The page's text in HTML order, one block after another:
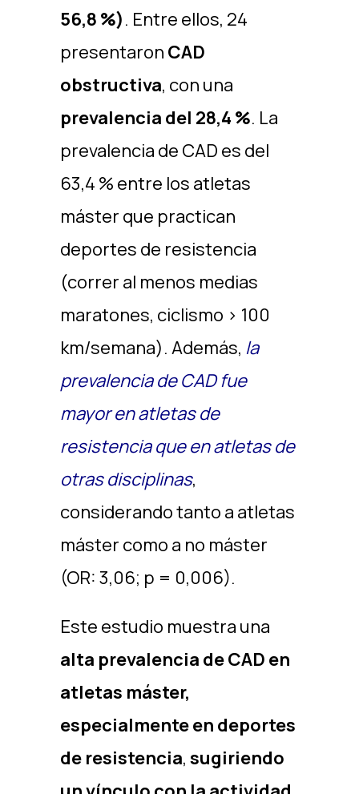
56,8 %). Entre ellos, 24
presentaron CAD
obstructiva, con una
prevalencia del 28,4 %. La
prevalencia de CAD es del
63,4 % entre los atletas
máster que practican
deportes de resistencia
(correr al menos medias
maratones, ciclismo > 100
km/semana). Además, la
prevalencia de CAD fue
mayor en atletas de
resistencia que en atletas de
otras disciplinas,
considerando tanto a atletas
máster como a no máster
(OR: 3,06; p = 0,006).
Este estudio muestra una
alta prevalencia de CAD en
atletas máster,
especialmente en deportes
de resistencia, sugiriendo